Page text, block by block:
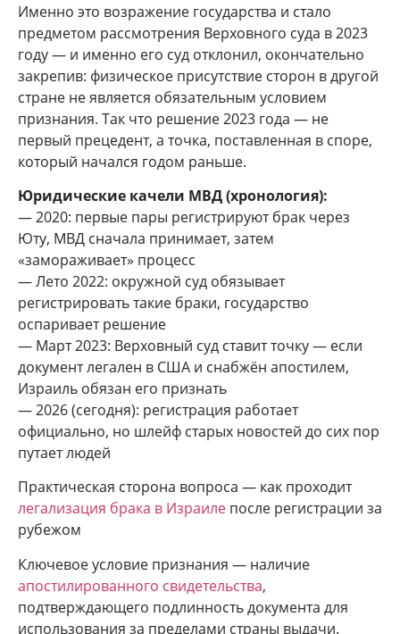
Именно это возражение государства и стало
предметом рассмотрения Верховного суда в 2023
году — и именно его суд отклонил, окончательно
закрепив: физическое присутствие сторон в другой
стране не является обязательным условием
признания. Так что решение 2023 года — не
первый прецедент, а точка, поставленная в споре,
который начался годом раньше.
Юридические качели МВД (хронология):
— 2020: первые пары регистрируют брак через
Юту, МВД сначала принимает, затем
«замораживает» процесс
— Лето 2022: окружной суд обязывает
регистрировать такие браки, государство
оспаривает решение
— Март 2023: Верховный суд ставит точку — если
документ легален в США и снабжён апостилем,
Израиль обязан его признать
— 2026 (сегодня): регистрация работает
официально, но шлейф старых новостей до сих пор
путает людей
Практическая сторона вопроса — как проходит
легализация брака в Израиле после регистрации за
рубежом
Ключевое условие признания — наличие
апостилированного свидетельства,
подтверждающего подлинность документа для
использования за пределами страны выдачи.